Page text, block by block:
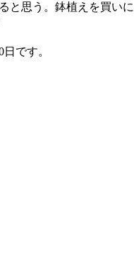
と思う。鉢植えを買いに
です。